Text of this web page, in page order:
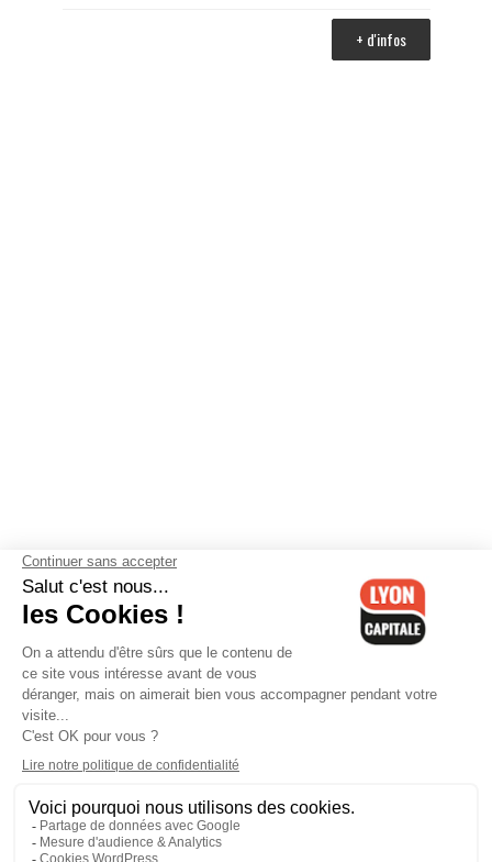
+ d'infos
Contactez-nous-Mentions légales-CGV-Politique de
confidentialité-Gestion des cookies